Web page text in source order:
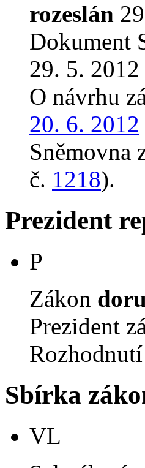
rozeslán
Dokument
29. 5.
O návrhu
20. 6. 2012
Sněmovna
č. 1218).
Prezident
P
Zákon
Prezident
Rozhodnutí
Sbírka
VL